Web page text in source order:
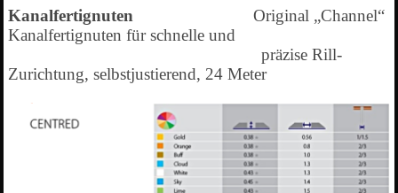
Kanalfertignuten Original „Channel“
Kanalfertignuten für schnelle und
präzise Rill-
Zurichtung, selbstjustierend, 24 Meter